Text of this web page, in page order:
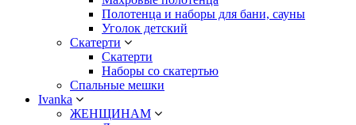
Полотенца и наборы для бани, сауны
Уголок детский
Скатерти
Скатерти
Наборы со скатертью
Спальные мешки
Ivanka
ЖЕНЩИНАМ